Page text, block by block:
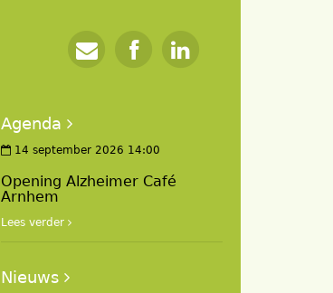
Agenda
14 september 2026 14:00
Opening Alzheimer Café
Arnhem
Lees verder
Nieuws